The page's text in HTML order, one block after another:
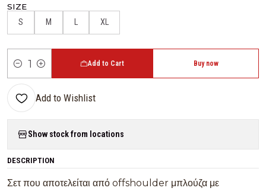
SIZE
S M L XL
Quantity
Add to Cart Buy now
Add to Wishlist
Show stock from locations
DESCRIPTION
Σετ που αποτελείται από offshoulder μπλούζα με